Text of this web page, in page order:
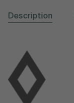
Description